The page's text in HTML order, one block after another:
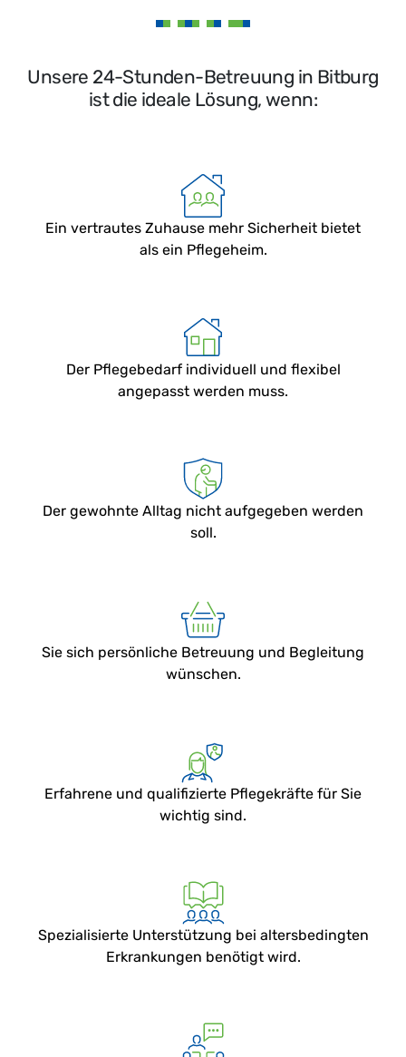
Unsere 24-Stunden-Betreuung in Bitburg
ist die ideale Lösung, wenn:
Ein vertrautes Zuhause mehr Sicherheit bietet
als ein Pflegeheim.
Der Pflegebedarf individuell und flexibel
angepasst werden muss.
Der gewohnte Alltag nicht aufgegeben werden
soll.
Sie sich persönliche Betreuung und Begleitung
wünschen.
Erfahrene und qualifizierte Pflegekräfte für Sie
wichtig sind.
Spezialisierte Unterstützung bei altersbedingten
Erkrankungen benötigt wird.